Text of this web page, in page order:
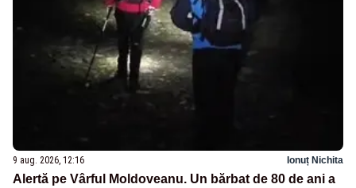
9 aug. 2026, 12:16 Ionuț Nichita
Alertă pe Vârful Moldoveanu. Un bărbat de 80 de ani a